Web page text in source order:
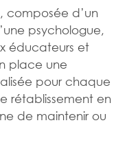
composée d’un
psychologue,
éducateurs et
place une
pour chaque
rétablissement en
de maintenir ou